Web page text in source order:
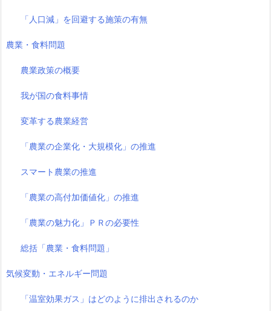
「人口減」を回避する施策の有無
農業・食料問題
農業政策の概要
我が国の食料事情
変革する農業経営
「農業の企業化・大規模化」の推進
スマート農業の推進
「農業の高付加価値化」の推進
「農業の魅力化」ＰＲの必要性
総括「農業・食料問題」
気候変動・エネルギー問題
「温室効果ガス」はどのように排出されるのか